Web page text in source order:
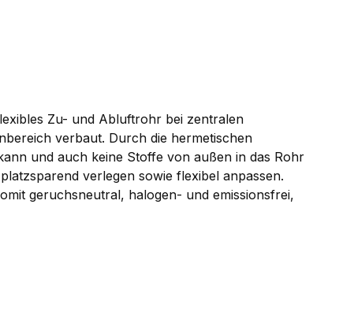
Zu- und Abluftrohr bei zentralen
verbaut. Durch die hermetischen
und auch keine Stoffe von außen in das Rohr
verlegen sowie flexibel anpassen.
geruchsneutral, halogen- und emissionsfrei,